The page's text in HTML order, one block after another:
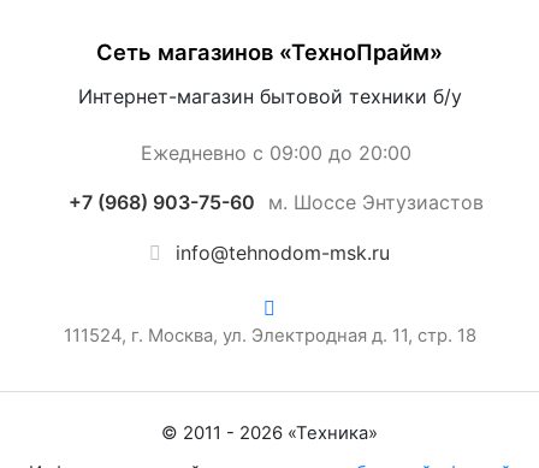
Сеть магазинов «ТехноПрайм»
Интернет-магазин бытовой техники б/у
Ежедневно с 09:00 до 20:00
+7 (968) 903-75-60 м. Шоссе Энтузиастов
info@tehnodom-msk.ru
111524, г. Москва, ул. Электродная д. 11, стр. 18
© 2011 - 2026 «Техника»